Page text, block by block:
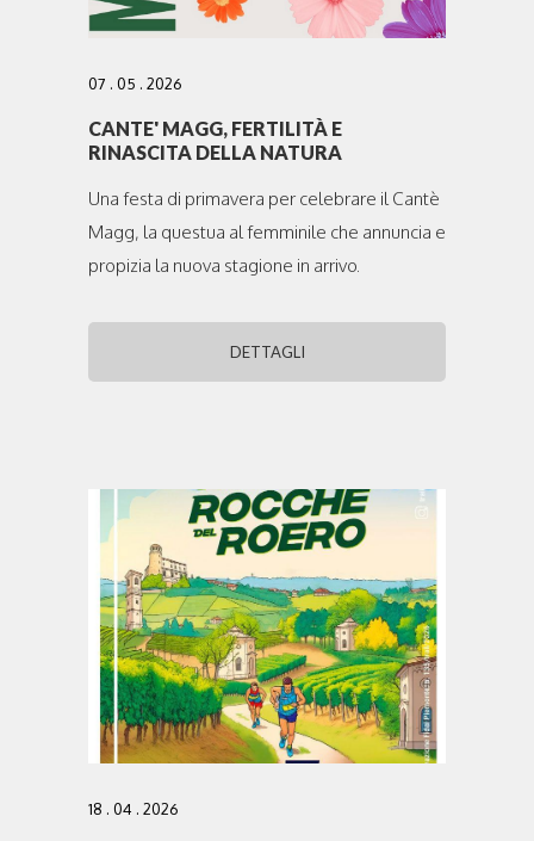
07 . 05 . 2026
CANTE' MAGG, FERTILITÀ E
RINASCITA DELLA NATURA
Una festa di primavera per celebrare il Cantè
Magg, la questua al femminile che annuncia e
propizia la nuova stagione in arrivo.
DETTAGLI
18 . 04 . 2026